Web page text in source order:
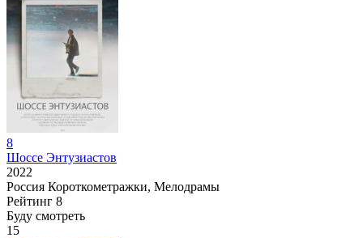
8
Шоссе Энтузиастов
2022
Россия Короткометражки, Мелодрамы
Рейтинг 8
Буду смотреть
15